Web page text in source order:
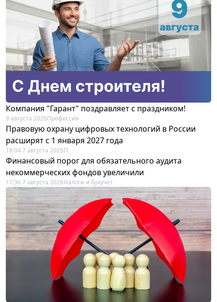
Компания "Гарант" поздравляет с праздником!
9 августа 2026Профессия
Правовую охрану цифровых технологий в России
расширят с 1 января 2027 года
18:04 7 августа 2026IT
Финансовый порог для обязательного аудита
некоммерческих фондов увеличили
17:36 7 августа 2026Налоги и бухучет